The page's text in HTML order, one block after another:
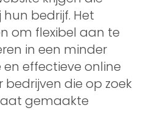
bedrijf. Het
om flexibel aan te
in een minder
effectieve online
die op zoek
gemaakte